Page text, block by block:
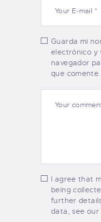
Guarda mi
electrónico y
navegador
que comente.
I agree that
being
further
data, see our